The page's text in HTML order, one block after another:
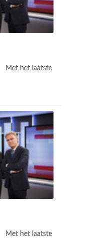
Met het laatste
Met het laatste